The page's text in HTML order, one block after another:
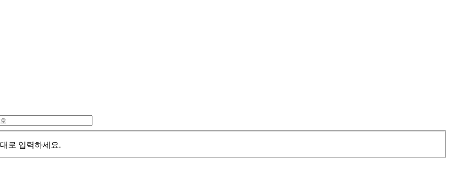
로 입력하세요.